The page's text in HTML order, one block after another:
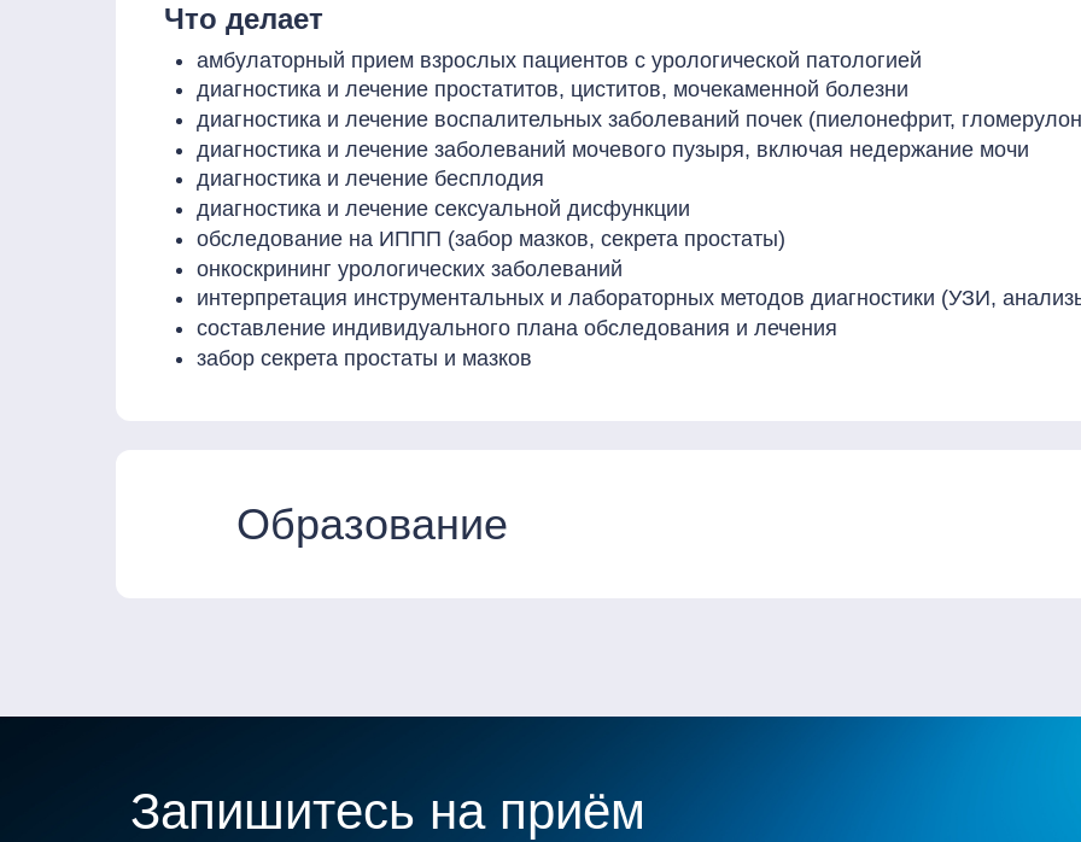
Что делает
амбулаторный прием взрослых пациентов с урологической патологией
диагностика и лечение простатитов, циститов, мочекаменной болезни
диагностика и лечение воспалительных заболеваний почек (пиелонефрит,
диагностика и лечение заболеваний мочевого пузыря, включая недержание мочи
диагностика и лечение бесплодия
диагностика и лечение сексуальной дисфункции
обследование на ИППП (забор мазков, секрета простаты)
онкоскрининг урологических заболеваний
интерпретация инструментальных и лабораторных методов диагностики (УЗИ,
составление индивидуального плана обследования и лечения
забор секрета простаты и мазков
Образование
Запишитесь на приём